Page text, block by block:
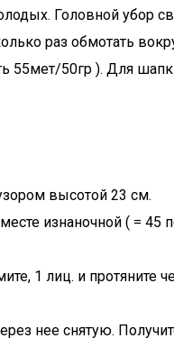
Головной убор
раз обмотать
55мет/50гр ). Для
высотой 23 см.
изнаночной ( = 45
1 лиц. и протяните
нее снятую.